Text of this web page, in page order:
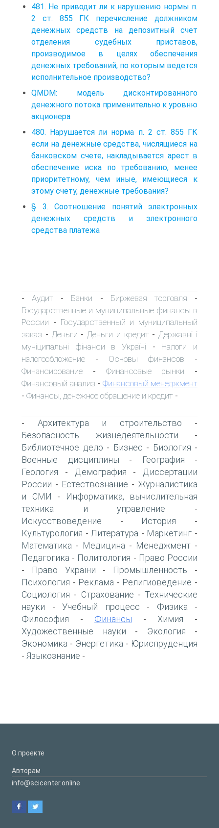
481. Не приводит ли к нарушению нормы п.
2 ст. 855 ГК перечисление должником
денежных средств на депозитный счет
отделения судебных приставов,
производимое в целях обеспечения
денежных требований, по которым ведется
исполнительное производство?
QMDM: модель дисконтированного
денежного потока применительно к уровню
акционера
480. Нарушается ли норма п. 2 ст. 855 ГК
если на денежные средства, числящиеся на
банковском счете, накладывается арест в
обеспечение иска по требованию, менее
приоритетному, чем иные, имеющиеся к
этому счету, денежные требования?
§ 3. Соотношение понятий электронных
денежных средств и электронного
средства платежа
-Аудит - Банки - Биржевая торговля -
Государственные и муниципальные финансы в
России - Государственный и муниципальный
заказ - Деньги -Деньги и кредит -Державні і
муніципальні фінанси в Україні - Налоги и
налогообложение - Основы финансов -
Финансирование - Финансовые рынки -
Финансовый анализ - Финансовый менеджмент
- Финансы, денежное обращение и кредит -
- Архитектура и строительство -
Безопасность жизнедеятельности -
Библиотечное дело - Бизнес - Биология -
Военные дисциплины - География -
Геология - Демография -
Диссертации
России - Естествознание - Журналистика
и СМИ -
Информатика, вычислительная
техника и управление -
Искусствоведение - История -
Культурология -Литература - Маркетинг -
Математика - Медицина - Менеджмент -
Педагогика - Политология - Право России
- Право України - Промышленность -
Психология - Реклама - Религиоведение -
Социология - Страхование - Технические
науки - Учебный процесс - Физика -
Философия - Финансы - Химия -
Художественные науки - Экология -
Экономика - Энергетика - Юриспруденция
- Языкознание -
О проекте
Авторам
info@scicenter.online